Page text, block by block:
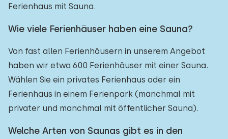
Ferienhaus mit Sauna.
Wie viele Ferienhäuser haben eine Sauna?
Von fast allen Ferienhäusern in unserem Angebot
haben wir etwa 600 Ferienhäuser mit einer Sauna.
Wählen Sie ein privates Ferienhaus oder ein
Ferienhaus in einem Ferienpark (manchmal mit
privater und manchmal mit öffentlicher Sauna).
Welche Arten von Saunas gibt es in den